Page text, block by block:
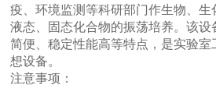
疫、环境监测等科研部门作生物、生
液态、固态化合物的振荡培养。该设
简便、稳定性能高等特点，是实验室
想设备。
注意事项：